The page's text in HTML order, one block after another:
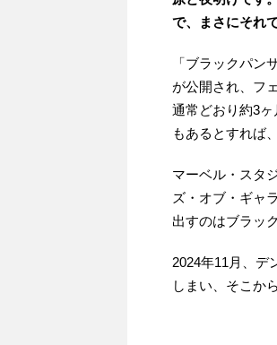
で、まさにそれ
「ブラックパン
が公開され、フ
通常どおり約3
もあるとすれば
マーベル・スタ
ズ・オブ・ギャ
出すのはブラッ
2024年11月、デ
しまい、そこか